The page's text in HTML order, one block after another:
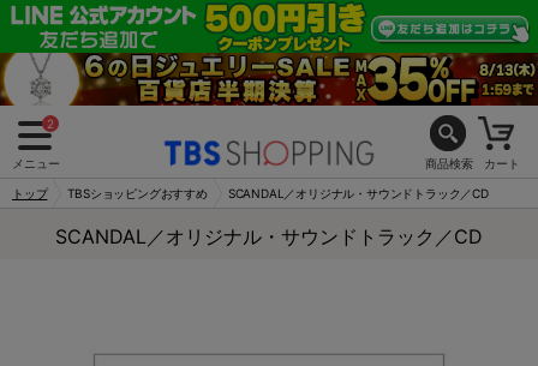
2
メニュー 商品検索 カート
トップ TBSショッピングおすすめ SCANDAL／オリジナル・サウンドトラック／CD
SCANDAL／オリジナル・サウンドトラック／CD